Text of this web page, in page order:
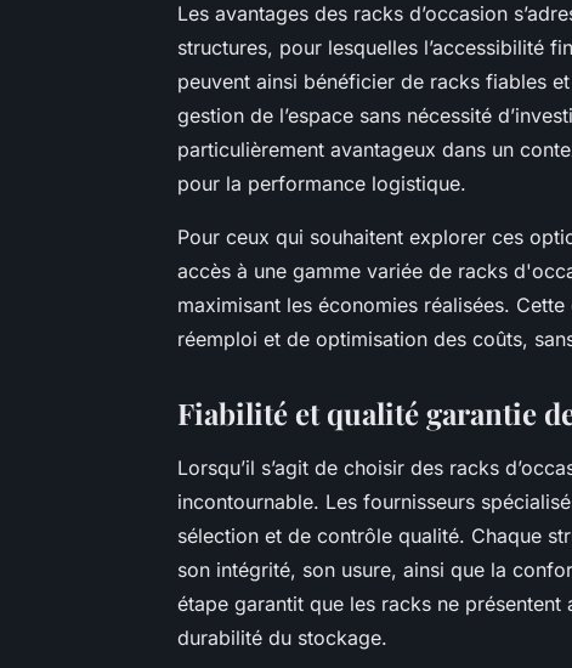
Les avantages des racks d’occasion
structures, pour lesquelles l’accessibilité
peuvent ainsi bénéficier de racks fiables
gestion de l’espace sans nécessité
particulièrement avantageux dans un
pour la performance logistique.
Pour ceux qui souhaitent explorer ces
accès à une gamme variée de racks
maximisant les économies réalisées.
réemploi et de optimisation des coûts,
Fiabilité et qualité garantie
Lorsqu’il s’agit de choisir des racks
incontournable. Les fournisseurs
sélection et de contrôle qualité. Chaque
son intégrité, son usure, ainsi que la
étape garantit que les racks ne
durabilité du stockage.